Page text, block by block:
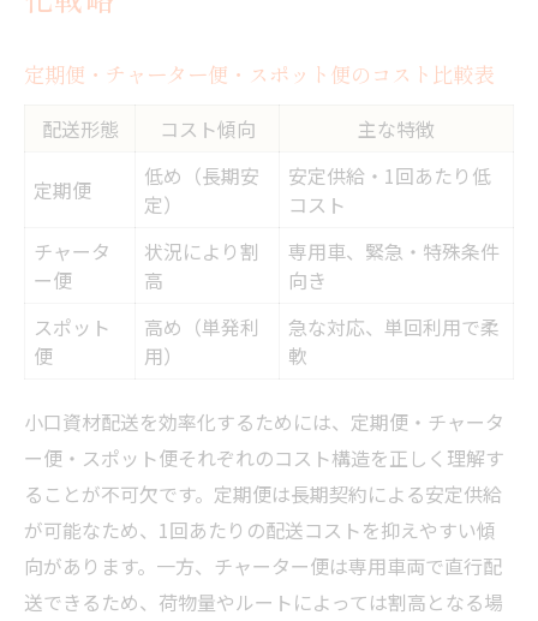
定期便・チャーター便・スポット便のコスト比較表
配送形態 コスト傾向 主な特徴
定期便
低め（長期安
定）
安定供給・1回あたり低
コスト
チャータ
ー便
状況により割
高
専用車、緊急・特殊条件
向き
スポット
便
高め（単発利
用）
急な対応、単回利用で柔
軟
小口資材配送を効率化するためには、定期便・チャータ
ー便・スポット便それぞれのコスト構造を正しく理解す
ることが不可欠です。定期便は長期契約による安定供給
が可能なため、1回あたりの配送コストを抑えやすい傾
向があります。一方、チャーター便は専用車両で直行配
送できるため、荷物量やルートによっては割高となる場